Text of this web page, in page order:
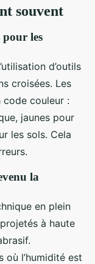
souvent
pour les
d’outils
croisées. Les
code couleur :
jaunes pour
les sols. Cela
la
en plein
à haute
où l’humidité est